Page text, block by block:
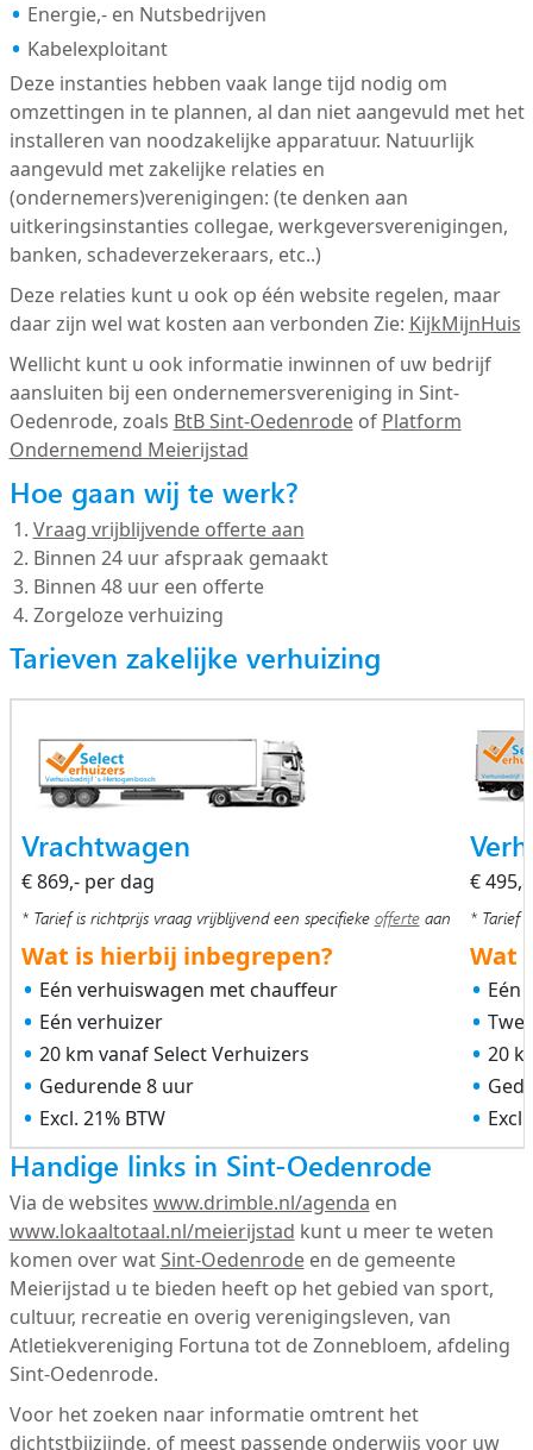
Energie,- en Nutsbedrijven
Kabelexploitant
Deze instanties hebben vaak lange tijd nodig om
omzettingen in te plannen, al dan niet aangevuld met het
installeren van noodzakelijke apparatuur. Natuurlijk
aangevuld met zakelijke relaties en
(ondernemers)verenigingen: (te denken aan
uitkeringsinstanties collegae, werkgeversverenigingen,
banken, schadeverzekeraars, etc..)
Deze relaties kunt u ook op één website regelen, maar
daar zijn wel wat kosten aan verbonden Zie: KijkMijnHuis
Wellicht kunt u ook informatie inwinnen of uw bedrijf
aansluiten bij een ondernemersvereniging in Sint-
Oedenrode, zoals BtB Sint-Oedenrodeof Platform
Ondernemend Meierijstad
Hoe gaan wij te werk?
Vraag vrijblijvende offerte aan
Binnen 24 uur afspraak gemaakt
Binnen 48 uur een offerte
Zorgeloze verhuizing
Tarieven zakelijke verhuizing
Vrachtwagen
€ 869,- per dag
* Tarief is richtprijs vraag vrijblijvend een specifieke offerteaan
Wat is hierbij inbegrepen?
Eén verhuiswagen met chauffeur
Eén verhuizer
20 km vanaf Select Verhuizers
Gedurende 8 uur
Excl. 21% BTW
€
* Tarief
Wat
Eén
20
Excl.
Handige links in Sint-Oedenrode
Via de websites www.drimble.nl/agenda en
www.lokaaltotaal.nl/meierijstad kunt u meer te weten
komen over watSint-Oedenrodeen de gemeente
Meierijstad u te bieden heeft op het gebied van sport,
cultuur, recreatie en overig verenigingsleven, van
Atletiekvereniging Fortuna tot de Zonnebloem, afdeling
Sint-Oedenrode.
Voor het zoeken naar informatie omtrent het
dichtstbijzijnde, of meest passende onderwijs voor uw